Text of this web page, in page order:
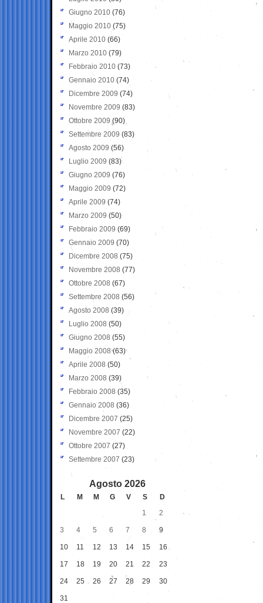
Giugno 2010 (76)
Maggio 2010 (75)
Aprile 2010 (66)
Marzo 2010 (79)
Febbraio 2010 (73)
Gennaio 2010 (74)
Dicembre 2009 (74)
Novembre 2009 (83)
Ottobre 2009 (90)
Settembre 2009 (83)
Agosto 2009 (56)
Luglio 2009 (83)
Giugno 2009 (76)
Maggio 2009 (72)
Aprile 2009 (74)
Marzo 2009 (50)
Febbraio 2009 (69)
Gennaio 2009 (70)
Dicembre 2008 (75)
Novembre 2008 (77)
Ottobre 2008 (67)
Settembre 2008 (56)
Agosto 2008 (39)
Luglio 2008 (50)
Giugno 2008 (55)
Maggio 2008(63)
Aprile 2008 (50)
Marzo 2008 (39)
Febbraio 2008 (35)
Gennaio 2008 (36)
Dicembre 2007 (25)
Novembre 2007 (22)
Ottobre 2007 (27)
Settembre 2007 (23)
Agosto 2026
L M M G V S
D
1
2
3 4 5 6 7 8 9
10 11 12 13 14 15 16
17 18 19 20 21 22 23
24 25 26 27 28 29 30
31